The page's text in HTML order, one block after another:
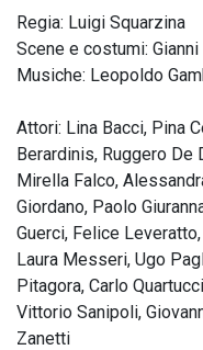
Regia: Luigi Squarzina
Scene e costumi:
Musiche: Leopoldo
Attori: Lina Bacci, Pina
Berardinis, Ruggero De
Mirella Falco,
Giordano, Paolo
Guerci, Felice
Laura Messeri, Ugo
Pitagora, Carlo
Vittorio Sanipoli,
Zanetti